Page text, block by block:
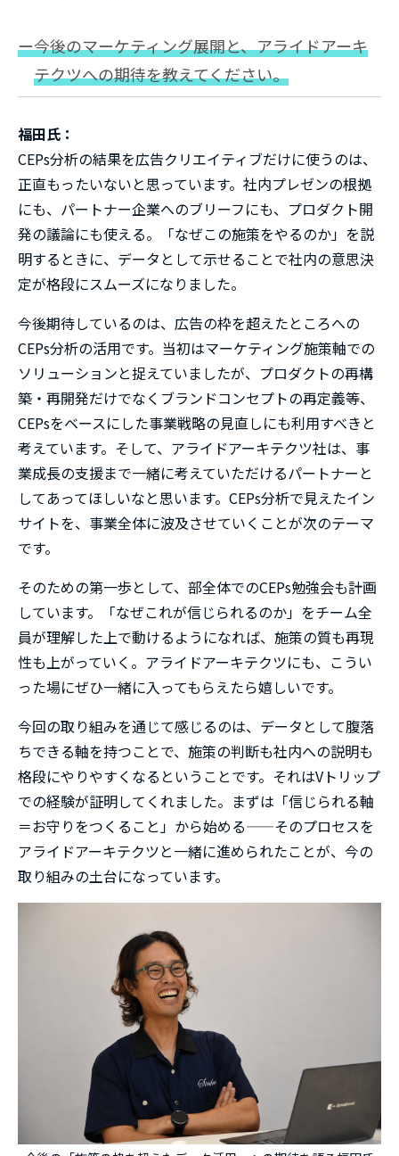
ー今後のマーケティング展開と、アライドアーキ
テクツへの期待を教えてください。
福田氏：
CEPs分析の結果を広告クリエイティブだけに使うのは、
正直もったいないと思っています。社内プレゼンの根拠
にも、パートナー企業へのブリーフにも、プロダクト開
発の議論にも使える。「なぜこの施策をやるのか」を説
明するときに、データとして示せることで社内の意思決
定が格段にスムーズになりました。
今後期待しているのは、広告の枠を超えたところへの
CEPs分析の活用です。当初はマーケティング施策軸での
ソリューションと捉えていましたが、プロダクトの再構
築・再開発だけでなくブランドコンセプトの再定義等、
CEPsをベースにした事業戦略の見直しにも利用すべきと
考えています。そして、アライドアーキテクツ社は、事
業成長の支援まで一緒に考えていただけるパートナーと
してあってほしいなと思います。CEPs分析で見えたイン
サイトを、事業全体に波及させていくことが次のテーマ
です。
そのための第一歩として、部全体でのCEPs勉強会も計画
しています。「なぜこれが信じられるのか」をチーム全
員が理解した上で動けるようになれば、施策の質も再現
性も上がっていく。アライドアーキテクツにも、こうい
った場にぜひ一緒に入ってもらえたら嬉しいです。
今回の取り組みを通じて感じるのは、データとして腹落
ちできる軸を持つことで、施策の判断も社内への説明も
格段にやりやすくなるということです。それはVトリップ
での経験が証明してくれました。まずは「信じられる軸
＝お守りをつくること」から始める——そのプロセスを
アライドアーキテクツと一緒に進められたことが、今の
取り組みの土台になっています。